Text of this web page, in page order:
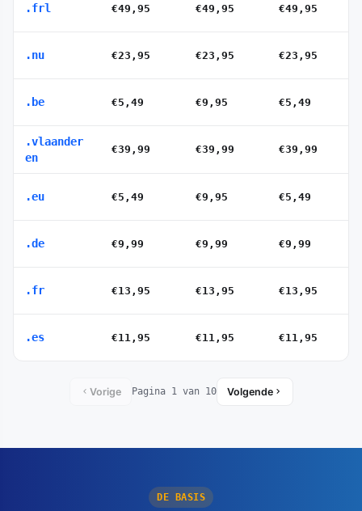
.frl €49,95 €49,95 €49,95
.nu €23,95 €23,95 €23,95
.be €5,49 €9,95 €5,49
.vlaander
en
€39,99 €39,99 €39,99
.eu €5,49 €9,95 €5,49
.de €9,99 €9,99 €9,99
.fr €13,95 €13,95 €13,95
.es €11,95 €11,95 €11,95
Vorige Pagina 1 van 10 Volgende
DE BASIS